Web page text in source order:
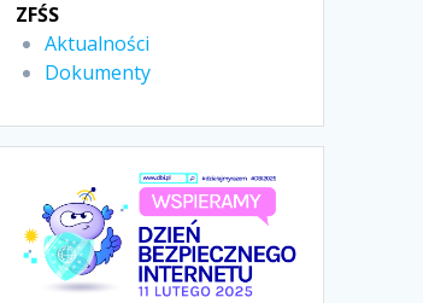
ZFŚS
Aktualności
Dokumenty